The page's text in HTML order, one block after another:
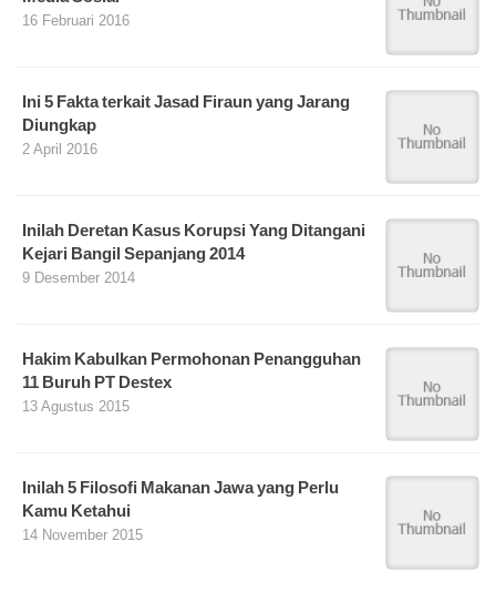
16 Februari 2016
Ini 5 Fakta terkait Jasad Firaun yang Jarang
Diungkap
2 April 2016
Inilah Deretan Kasus Korupsi Yang Ditangani
Kejari Bangil Sepanjang 2014
9 Desember 2014
Hakim Kabulkan Permohonan Penangguhan
11 Buruh PT Destex
13 Agustus 2015
Inilah 5 Filosofi Makanan Jawa yang Perlu
Kamu Ketahui
14 November 2015